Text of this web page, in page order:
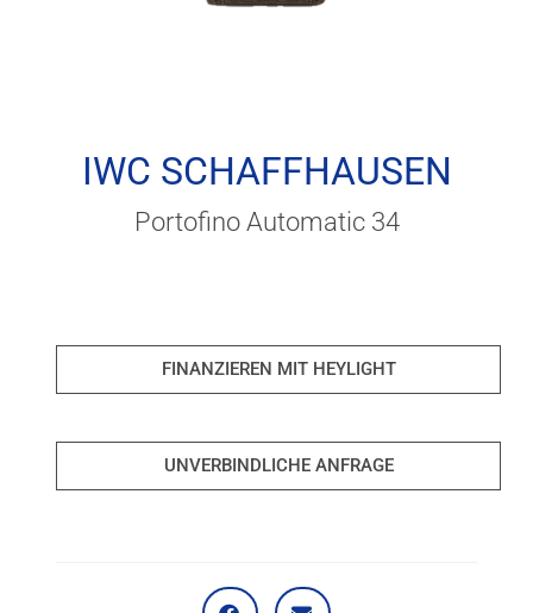
IWC SCHAFFHAUSEN
Portofino Automatic 34
FINANZIEREN MIT HEYLIGHT
UNVERBINDLICHE ANFRAGE